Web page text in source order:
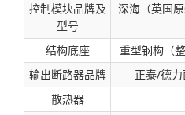
控制模块品牌及
型号
深海（英国
结构底座
重型钢构（
输出断路器品牌
正泰/德
散热器